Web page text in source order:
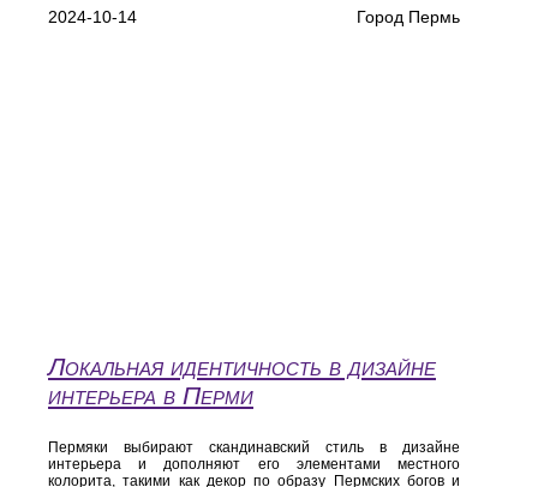
2024-10-14 Город Пермь
Локальная идентичность в дизайне
интерьера в Перми
Пермяки выбирают скандинавский стиль в дизайне
интерьера и дополняют его элементами местного
колорита, такими как декор по образу Пермских богов и